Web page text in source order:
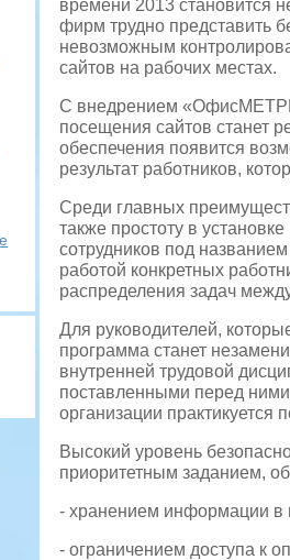
времени 2013 становится
фирм трудно представить
невозможным
сайтов на рабочих местах.
С внедрением
посещения сайтов станет
обеспечения появится
результат работников,
Среди главных
также простоту в
сотрудников под
работой конкретных
распределения задач
Для руководителей,
программа станет
внутренней трудовой
поставленными перед ними
организации практикуется
Высокий уровень
приоритетным заданием,
- хранением информации в
- ограничением доступа к